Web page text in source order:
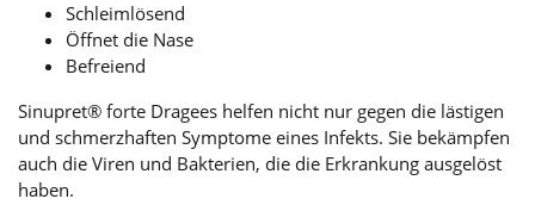
Schleimlösend
Öffnet die Nase
Befreiend
Sinupret® forte Dragees helfen nicht nur gegen die lästigen
und schmerzhaften Symptome eines Infekts. Sie bekämpfen
auch die Viren und Bakterien, die die Erkrankung ausgelöst
haben.